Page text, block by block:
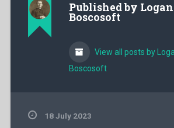
Published by
Boscosoft
View all posts by
Boscosoft
18 July 2023